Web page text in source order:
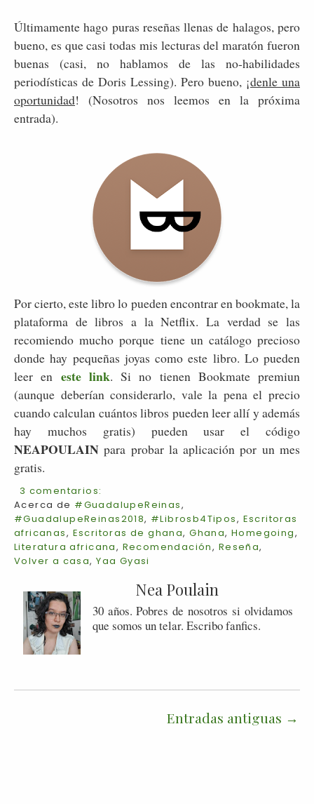
Últimamente hago puras reseñas llenas de halagos, pero
bueno, es que casi todas mis lecturas del maratón fueron
buenas (casi, no hablamos de las no-habilidades
periodísticas de Doris Lessing). Pero bueno, ¡denle una
oportunidad! (Nosotros nos leemos en la próxima
entrada).
Por cierto, este libro lo pueden encontrar en bookmate, la
plataforma de libros a la Netflix. La verdad se las
recomiendo mucho porque tiene un catálogo precioso
donde hay pequeñas joyas como este libro. Lo pueden
leer en este link. Si no tienen Bookmate premiun
(aunque deberían considerarlo, vale la pena el precio
cuando calculan cuántos libros pueden leer allí y además
hay muchos gratis) pueden usar el código
NEAPOULAINpara probar la aplicación por un mes
gratis.
3 comentarios:
Acerca de #GuadalupeReinas,
#GuadalupeReinas2018, #Librosb4Tipos, Escritoras
africanas, Escritoras de ghana,Ghana, Homegoing,
Literatura africana, Recomendación, Reseña,
Volver a casa,Yaa Gyasi
Nea Poulain
30 años. Pobres de nosotros si olvidamos
que somos un telar. Escribo fanfics.
Entradas antiguas